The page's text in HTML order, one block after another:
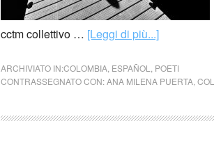
cctm collettivo … [Leggi di più...]
ARCHIVIATO IN:COLOMBIA ESPAÑOL
POETI
CONTRASSEGNATO CON:ANA MILENA PUERTA